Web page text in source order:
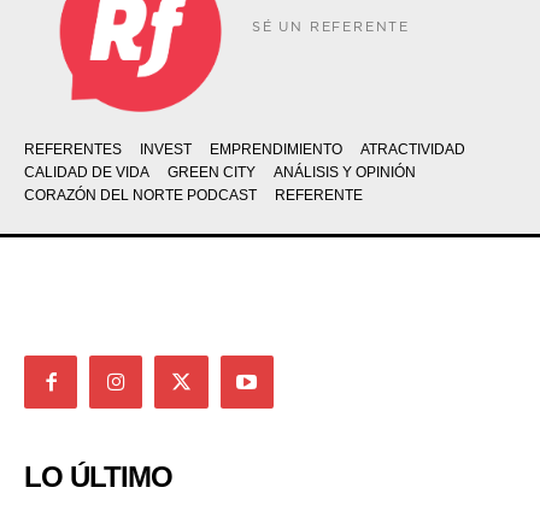
SÉ UN REFERENTE
REFERENTES INVEST EMPRENDIMIENTO
ATRACTIVIDAD
CALIDAD DE VIDA
GREEN CITY
ANÁLISIS Y OPINIÓN
CORAZÓN DEL NORTE PODCAST
REFERENTE
LO ÚLTIMO